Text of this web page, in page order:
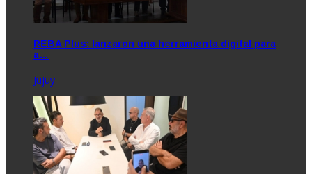
REBA Plus: lanzaron una herramienta digital para
a…
Jujuy